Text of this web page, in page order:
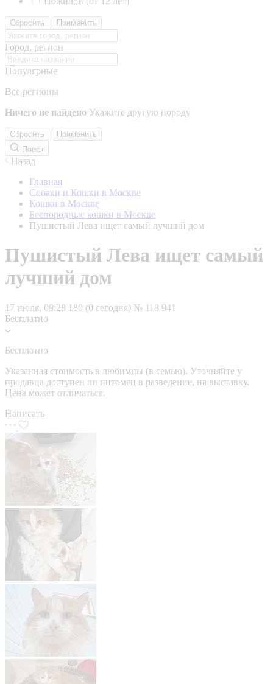
Сбросить Применить
Город, регион
Популярные
Все регионы
Ничего не найдено Укажите другую породу
Сбросить
Применить
Поиск
Назад
Главная
Собаки и Кошки в Москве
Кошки в Москве
Беспородные кошки в Москве
Пушистый Лева ищет самый лучший дом
Пушистый Лева ищет самый
лучший дом
17 июля, 09:28 180 (0 сегодня) № 118 941
Бесплатно
Бесплатно
Указанная стоимость в любимцы (в семью). Уточняйте у
продавца доступен ли питомец в разведение, на выставку.
Цена может отличаться.
Написать